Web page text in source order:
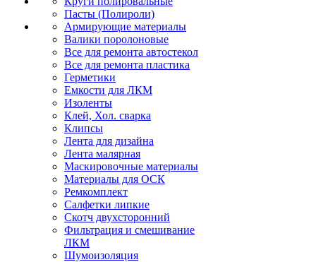
Пасты (Полироли)
Армирующие материалы
Валики поролоновые
Все для ремонта автостекол
Все для ремонта пластика
Герметики
Емкости для ЛКМ
Изоленты
Клей, Хол. сварка
Клипсы
Лента для дизайна
Лента малярная
Маскировочные материалы
Материалы для ОСК
Ремкомплект
Салфетки липкие
Скотч двухсторонний
Фильтрация и смешивание
ЛКМ
Шумоизоляция